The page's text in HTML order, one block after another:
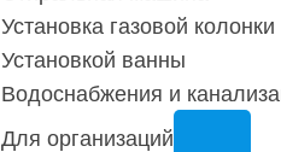
Установка газовой колонки
Установкой ванны
Водоснабжения и
Для организаций